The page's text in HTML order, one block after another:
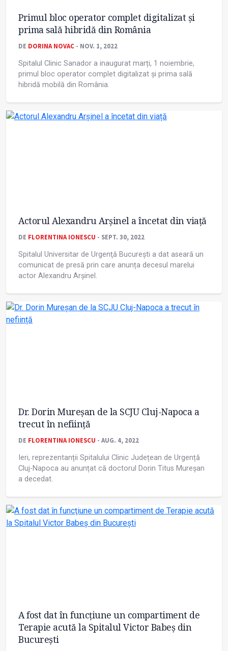
Primul bloc operator complet digitalizat și
prima sală hibridă din România
DE DORINA NOVAC - NOV. 1, 2022
Spitalul Clinic Sanador a inaugurat marți, 1 noiembrie,
primul bloc operator complet digitalizat și prima sală
hibridă mobilă din România.
Actorul Alexandru Arşinel a încetat din viață
DE FLORENTINA IONESCU - SEPT. 30, 2022
Spitalul Universitar de Urgenţă Bucureşti a dat aseară un
comunicat de presă prin care anunța decesul marelui
actor Alexandru Arșinel.
Dr. Dorin Mureșan de la SCJU Cluj-Napoca a
trecut în neființă
DE FLORENTINA IONESCU - AUG. 4, 2022
Ieri, reprezentanții Spitalului Clinic Județean de Urgență
Cluj-Napoca au anunțat că doctorul Dorin Titus Mureșan
a decedat.
A fost dat în funcţiune un compartiment de
Terapie acută la Spitalul Victor Babeş din
București